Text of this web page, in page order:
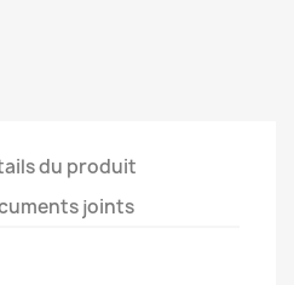
du produit
joints